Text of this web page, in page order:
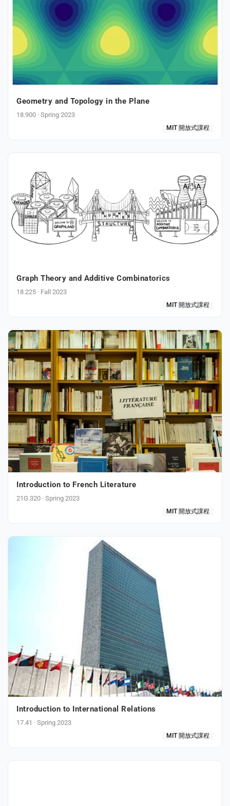
Geometry and Topology in the Plane
18.900 · Spring 2023
MIT 開放式課程
Graph Theory and Additive Combinatorics
18.225 · Fall 2023
MIT 開放式課程
Introduction to French Literature
21G.320 · Spring 2023
MIT 開放式課程
Introduction to International Relations
17.41 · Spring 2023
MIT 開放式課程